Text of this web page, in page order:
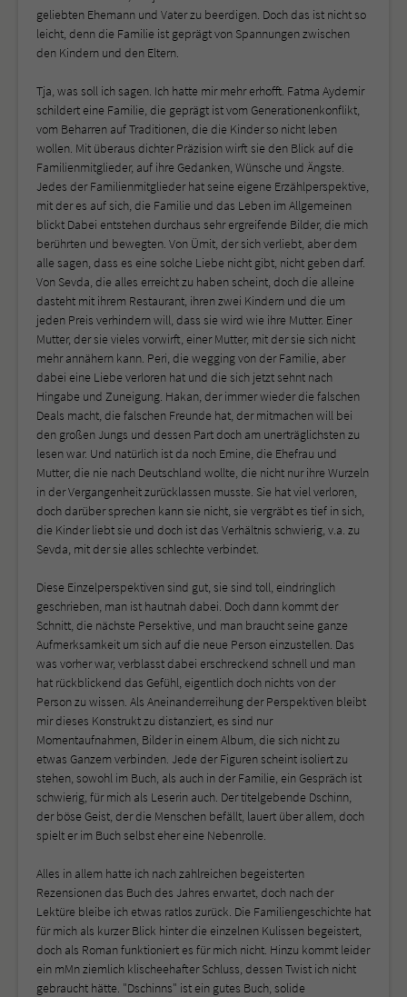
geliebten Ehemann und Vater zu beerdigen. Doch das ist nicht so
leicht, denn die Familie ist geprägt von Spannungen zwischen
den Kindern und den Eltern.
Tja, was soll ich sagen. Ich hatte mir mehr erhofft. Fatma Aydemir
schildert eine Familie, die geprägt ist vom Generationenkonflikt,
vom Beharren auf Traditionen, die die Kinder so nicht leben
wollen. Mit überaus dichter Präzision wirft sie den Blick auf die
Familienmitglieder, auf ihre Gedanken, Wünsche und Ängste.
Jedes der Familienmitglieder hat seine eigene Erzählperspektive,
mit der es auf sich, die Familie und das Leben im Allgemeinen
blickt Dabei entstehen durchaus sehr ergreifende Bilder, die mich
berührten und bewegten. Von Ümit, der sich verliebt, aber dem
alle sagen, dass es eine solche Liebe nicht gibt, nicht geben darf.
Von Sevda, die alles erreicht zu haben scheint, doch die alleine
dasteht mit ihrem Restaurant, ihren zwei Kindern und die um
jeden Preis verhindern will, dass sie wird wie ihre Mutter. Einer
Mutter, der sie vieles vorwirft, einer Mutter, mit der sie sich nicht
mehr annähern kann. Peri, die wegging von der Familie, aber
dabei eine Liebe verloren hat und die sich jetzt sehnt nach
Hingabe und Zuneigung. Hakan, der immer wieder die falschen
Deals macht, die falschen Freunde hat, der mitmachen will bei
den großen Jungs und dessen Part doch am unerträglichsten zu
lesen war. Und natürlich ist da noch Emine, die Ehefrau und
Mutter, die nie nach Deutschland wollte, die nicht nur ihre Wurzeln
in der Vergangenheit zurücklassen musste. Sie hat viel verloren,
doch darüber sprechen kann sie nicht, sie vergräbt es tief in sich,
die Kinder liebt sie und doch ist das Verhältnis schwierig, v.a. zu
Sevda, mit der sie alles schlechte verbindet.
Diese Einzelperspektiven sind gut, sie sind toll, eindringlich
geschrieben, man ist hautnah dabei. Doch dann kommt der
Schnitt, die nächste Persektive, und man braucht seine ganze
Aufmerksamkeit um sich auf die neue Person einzustellen. Das
was vorher war, verblasst dabei erschreckend schnell und man
hat rückblickend das Gefühl, eigentlich doch nichts von der
Person zu wissen. Als Aneinanderreihung der Perspektiven bleibt
mir dieses Konstrukt zu distanziert, es sind nur
Momentaufnahmen, Bilder in einem Album, die sich nicht zu
etwas Ganzem verbinden. Jede der Figuren scheint isoliert zu
stehen, sowohl im Buch, als auch in der Familie, ein Gespräch ist
schwierig, für mich als Leserin auch. Der titelgebende Dschinn,
der böse Geist, der die Menschen befällt, lauert über allem, doch
spielt er im Buch selbst eher eine Nebenrolle.
Alles in allem hatte ich nach zahlreichen begeisterten
Rezensionen das Buch des Jahres erwartet, doch nach der
Lektüre bleibe ich etwas ratlos zurück. Die Familiengeschichte hat
für mich als kurzer Blick hinter die einzelnen Kulissen begeistert,
doch als Roman funktioniert es für mich nicht. Hinzu kommt leider
ein mMn ziemlich klischeehafter Schluss, dessen Twist ich nicht
gebraucht hätte. "Dschinns" ist ein gutes Buch, solide